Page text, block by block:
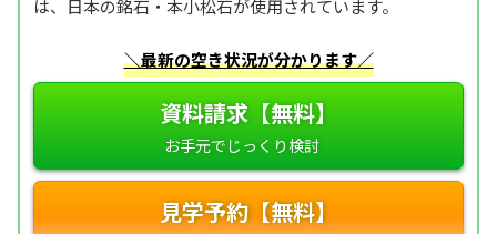
は、日本の銘石・本小松石が使用されています。
＼最新の空き状況が分かります／
資料請求【無料】
見学予約【無料】